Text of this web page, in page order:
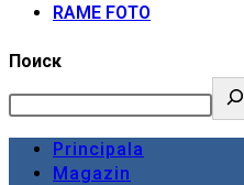
RAME FOTO
Поиск
Principala
Magazin